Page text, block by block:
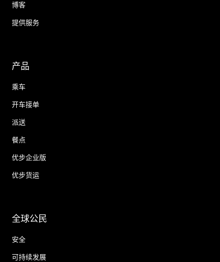
博客
提供服务
产品
乘车
开车接单
派送
餐点
优步企业版
优步货运
全球公民
安全
可持续发展